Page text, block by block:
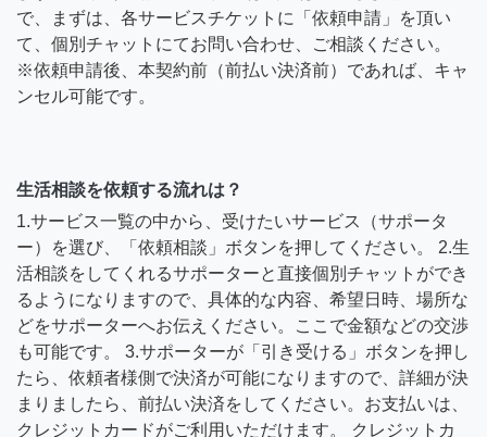
で、まずは、各サービスチケットに「依頼申請」を頂い
て、個別チャットにてお問い合わせ、ご相談ください。
※依頼申請後、本契約前（前払い決済前）であれば、キャ
ンセル可能です。
生活相談を依頼する流れは？
1.サービス一覧の中から、受けたいサービス（サポータ
ー）を選び、「依頼相談」ボタンを押してください。 2.生
活相談をしてくれるサポーターと直接個別チャットができ
るようになりますので、具体的な内容、希望日時、場所な
どをサポーターへお伝えください。ここで金額などの交渉
も可能です。 3.サポーターが「引き受ける」ボタンを押し
たら、依頼者様側で決済が可能になりますので、詳細が決
まりましたら、前払い決済をしてください。お支払いは、
クレジットカードがご利用いただけます。 クレジットカ